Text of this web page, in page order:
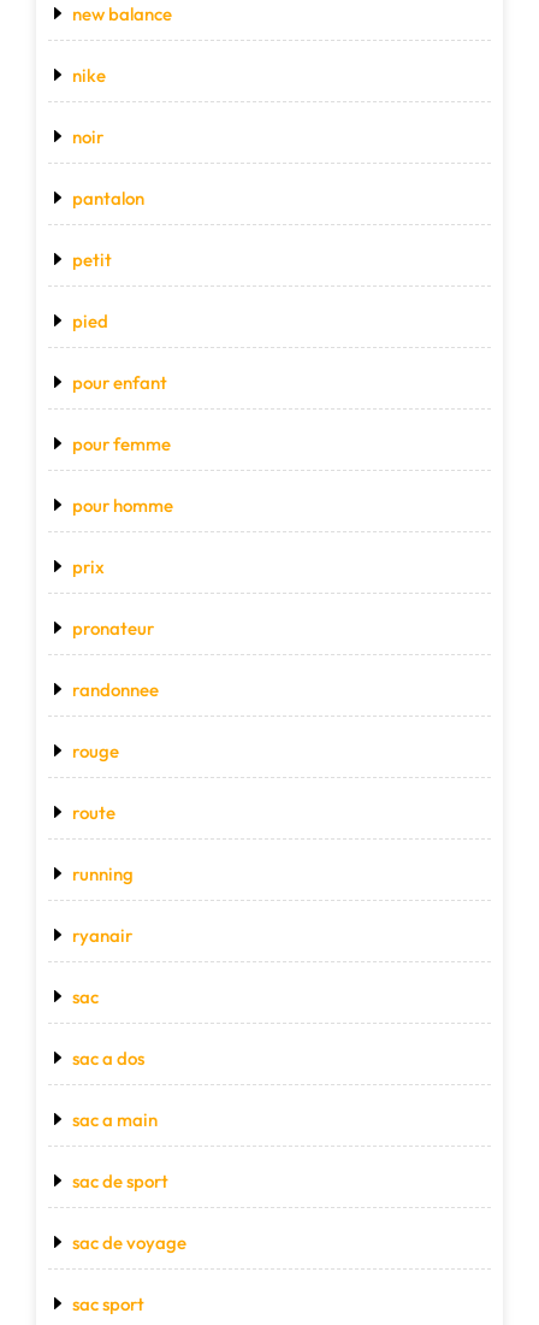
new balance
nike
noir
pantalon
petit
pied
pour enfant
pour femme
pour homme
prix
pronateur
randonnee
rouge
route
running
ryanair
sac
sac a dos
sac a main
sac de sport
sac de voyage
sac sport